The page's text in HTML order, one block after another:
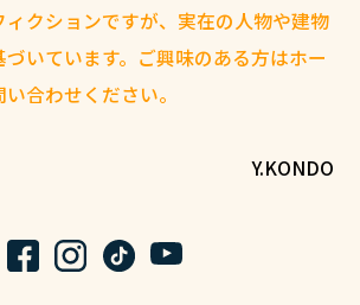
クションですが、実在の人物や建物
いています。ご興味のある方はホー
合わせください。
Y.KONDO